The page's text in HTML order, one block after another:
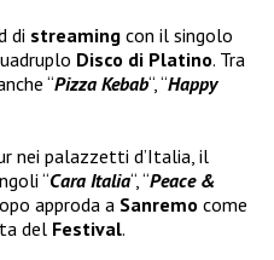
di streaming con il singolo
Disco di Platino. Tra
“Pizza Kebab“, “Happy
nei palazzetti d’Italia, il
“Cara Italia“, “Peace &
approda a Sanremo come
del Festival.